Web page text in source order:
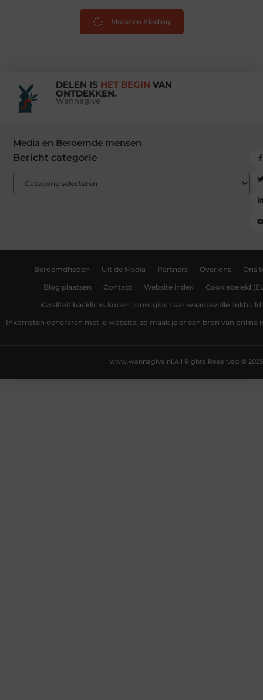
Mode en Kleding
DELEN IS HET BEGIN VAN
ONTDEKKEN.
Wannagive
Media en Beroemde mensen
Bericht categorie
Beroemdheden Uit de Media Partners Over ons Ons
Blog plaatsen Contact Website index Cookiebeleid
Kwaliteit backlinks kopen: jouw gids naar waardevolle
Inkomsten genereren met je website: zo maak je er een bron van online
All Rights Reserved © 2025
www.wannagive.nl.